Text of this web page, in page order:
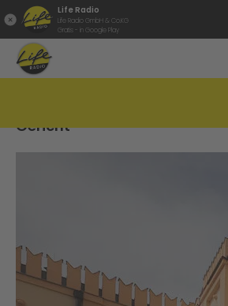
Life Radio
Life Radio GmbH & Co.KG
Gratis - in Google Play
Gericht